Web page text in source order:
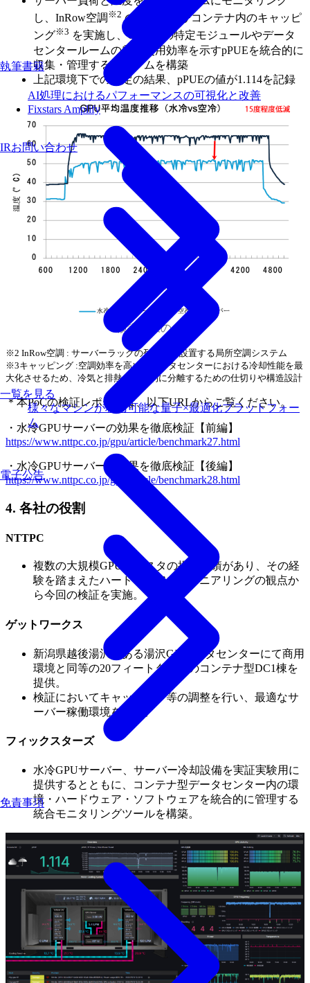
執筆書籍
一覧を見る
AI処理におけるパフォーマンスの可視化と改善
Fixstars Amplify
様々なマシンが利用可能な量子×最適化プラットフォー
ム
IRお問い合わせ
電子公告
免責事項
し、InRow空調 ※2 の制御およびコンテナ内のキャッピ
ング※3 を実施し、CDU等の特定モジュールやデータ
センタールームの電力使用効率を示すpPUEを統合的に
収集・管理するシステムを構築
上記環境下での測定の結果、pPUEの値が1.114を記録
検証結果の一例
※2 InRow空調 : サーバーラックの列の間に設置する局所空調システム
※3キャッピング :空調効率を高め、データセンターにおける冷却性能を最
大化させるため、冷気と排熱を効率的に分離するための仕切りや構造設計
＊本PoCの検証レポートは、以下URLからご覧ください。
・水冷GPUサーバーの効果を徹底検証【前編】
https://www.nttpc.co.jp/gpu/article/benchmark27.html
・水冷GPUサーバーの効果を徹底検証【後編】
https://www.nttpc.co.jp/gpu/article/benchmark28.html
4. 各社の役割
NTTPC
複数の大規模GPUクラスタの提供実績があり、その経
験を踏まえたハードウェアエンジニアリングの観点か
ら今回の検証を実施。
ゲットワークス
新潟県越後湯沢にある湯沢GXデータセンターにて商用
環境と同等の20フィートタイプのコンテナ型DC1棟を
提供。
検証においてキャッピング等の調整を行い、最適なサ
ーバー稼働環境を構築。
フィックスターズ
水冷GPUサーバー、サーバー冷却設備を実証実験用に
提供するとともに、コンテナ型データセンター内の環
境・ハードウェア・ソフトウェアを統合的に管理する
統合モニタリングツールを構築。